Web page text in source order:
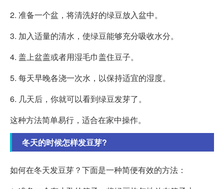
2. 准备一个盆，将清洗好的绿豆放入盆中。
3. 加入适量的清水，使绿豆能够充分吸收水分。
4. 盖上盆盖或者用湿毛巾盖住豆子。
5. 每天早晚各浇一次水，以保持适宜的湿度。
6. 几天后，你就可以看到绿豆发芽了。
这种方法简单易行，适合在家中操作。
冬天的时候怎样发豆芽?
如何在冬天发豆芽？下面是一种简便有效的方法：